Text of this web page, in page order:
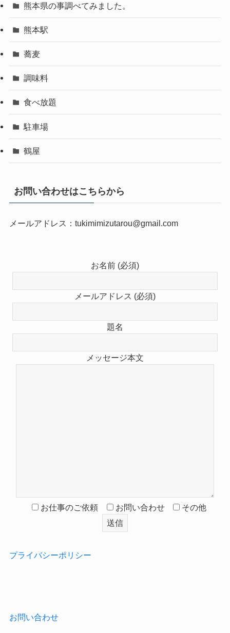
熊本県の事調べてみました。
熊本駅
蕎麦
調味料
食べ放題
駐車場
鶴屋
お問い合わせはこちらから
メールアドレス：tukimimizutarou@gmail.com
お名前 (必須)
メールアドレス (必須)
題名
メッセージ本文
お仕事のご依頼 お問い合わせ その他
プライバシーポリシー
お問い合わせ